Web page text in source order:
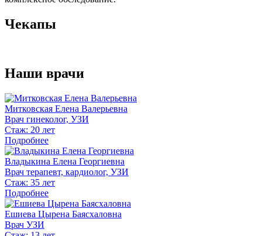
Чекапы
Наши врачи
Митковская Елена Валерьевна
Врач гинеколог, УЗИ
Стаж: 20 лет
Подробнее
Владыкина Елена Георгиевна
Врач терапевт, кардиолог, УЗИ
Стаж: 35 лет
Подробнее
Ешиева Цырена Баясхаловна
Врач УЗИ